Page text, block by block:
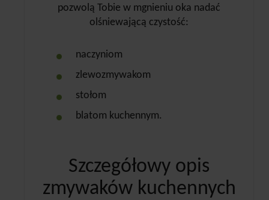
pozwolą Tobie w mgnieniu oka nadać
olśniewającą czystość:
naczyniom
zlewozmywakom
stołom
blatom kuchennym.
Szczegółowy opis
zmywaków kuchennych